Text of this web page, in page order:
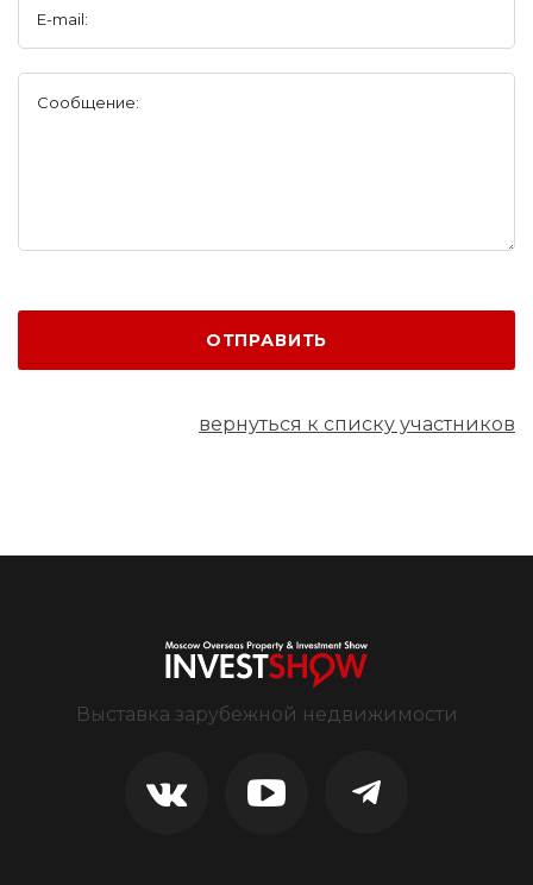
E-mail:
Сообщение:
ОТПРАВИТЬ
вернуться к списку участников
Выставка зарубежной недвижимости